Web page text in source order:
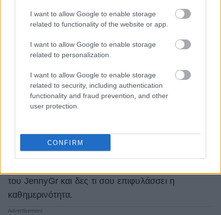
I want to allow Google to enable storage
related to functionality of the website or app.
I want to allow Google to enable storage
related to personalization.
I want to allow Google to enable storage
related to security, including authentication
functionality and fraud prevention, and other
user protection.
CONFIRM
Δώσε νέα διάσταση στη ζωή σου με τις
ανανεωμένες προβλέψεις για όλα τα ζώδια από
το JennyGr.Ανακάλυψε τις κρυμμένες
ζώδια σήμεραστα ερωτικά, επαγγελματικά και
οικονομικά. Μην μένεις στο Casual Elegance στιλ
του JennyGr και δες τι σου επιφυλάσσει η
καθημερινότητα.